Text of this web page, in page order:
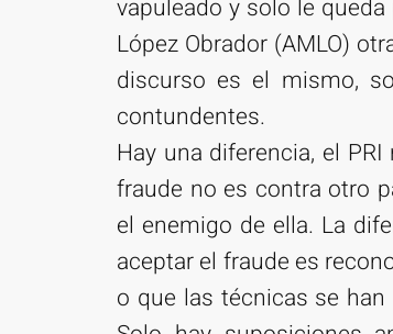
vapuleado y solo le
López Obrador (AMLO)
discurso es el mismo,
contundentes.
Hay una diferencia, el
fraude no es contra otro
el enemigo de ella. La
aceptar el fraude es
o que las técnicas se